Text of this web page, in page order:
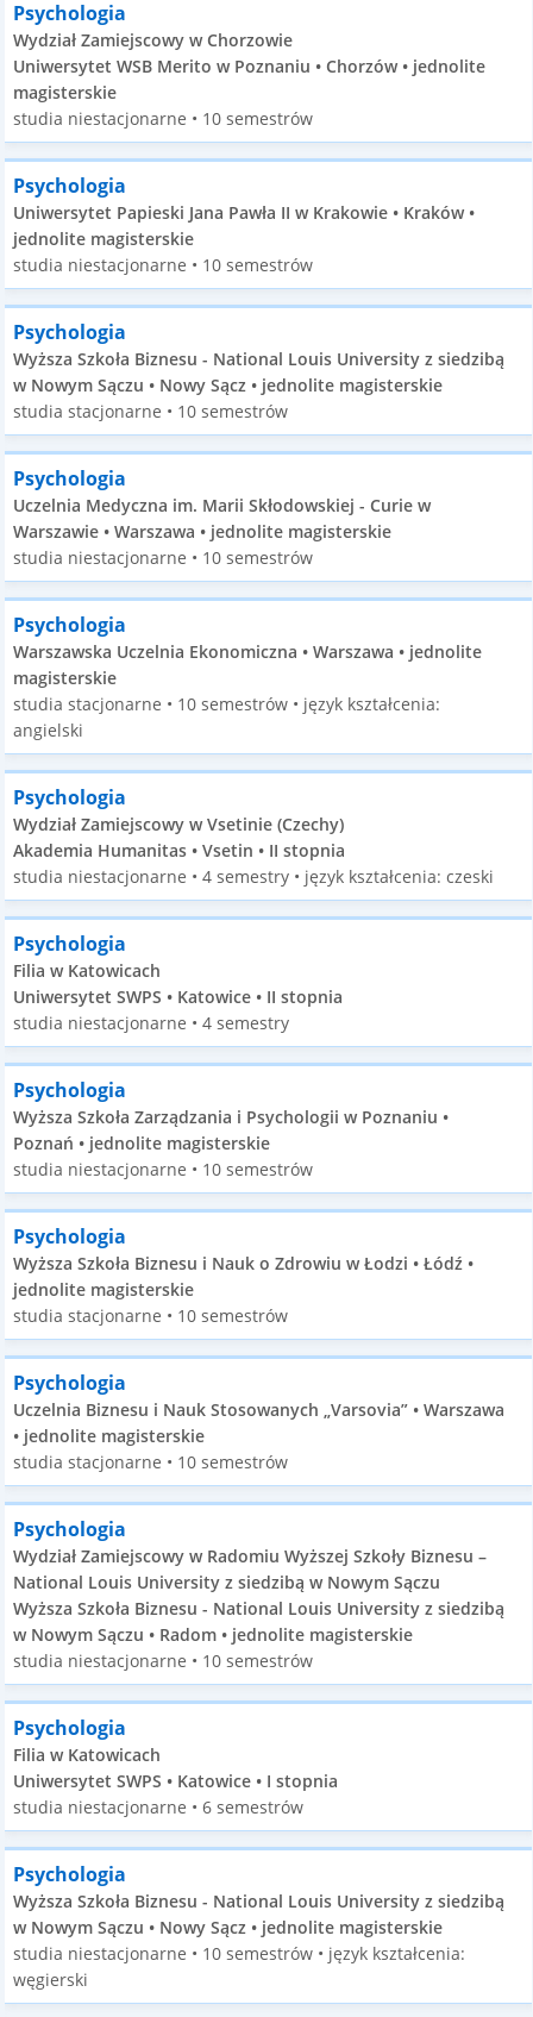
Psychologia
Wydział Zamiejscowy w Chorzowie
Uniwersytet WSB Merito w Poznaniu • Chorzów • jednolite
magisterskie
studia niestacjonarne • 10 semestrów
Psychologia
Uniwersytet Papieski Jana Pawła II w Krakowie • Kraków •
jednolite magisterskie
studia niestacjonarne • 10 semestrów
Psychologia
Wyższa Szkoła Biznesu - National Louis University z siedzibą
w Nowym Sączu • Nowy Sącz • jednolite magisterskie
studia stacjonarne • 10 semestrów
Psychologia
Uczelnia Medyczna im. Marii Skłodowskiej - Curie w
Warszawie • Warszawa • jednolite magisterskie
studia niestacjonarne • 10 semestrów
Psychologia
Warszawska Uczelnia Ekonomiczna • Warszawa • jednolite
magisterskie
studia stacjonarne • 10 semestrów • język kształcenia:
angielski
Psychologia
Wydział Zamiejscowy w Vsetinie (Czechy)
Akademia Humanitas • Vsetin • II stopnia
studia niestacjonarne • 4 semestry • język kształcenia: czeski
Psychologia
Filia w Katowicach
Uniwersytet SWPS • Katowice • II stopnia
studia niestacjonarne • 4 semestry
Psychologia
Wyższa Szkoła Zarządzania i Psychologii w Poznaniu •
Poznań • jednolite magisterskie
studia niestacjonarne • 10 semestrów
Psychologia
Wyższa Szkoła Biznesu i Nauk o Zdrowiu w Łodzi • Łódź •
jednolite magisterskie
studia stacjonarne • 10 semestrów
Psychologia
Uczelnia Biznesu i Nauk Stosowanych „Varsovia” • Warszawa
• jednolite magisterskie
studia stacjonarne • 10 semestrów
Psychologia
Wydział Zamiejscowy w Radomiu Wyższej Szkoły Biznesu –
National Louis University z siedzibą w Nowym Sączu
Wyższa Szkoła Biznesu - National Louis University z siedzibą
w Nowym Sączu • Radom • jednolite magisterskie
studia niestacjonarne • 10 semestrów
Psychologia
Filia w Katowicach
Uniwersytet SWPS • Katowice • I stopnia
studia niestacjonarne • 6 semestrów
Psychologia
Wyższa Szkoła Biznesu - National Louis University z siedzibą
w Nowym Sączu • Nowy Sącz • jednolite magisterskie
studia niestacjonarne • 10 semestrów • język kształcenia:
węgierski